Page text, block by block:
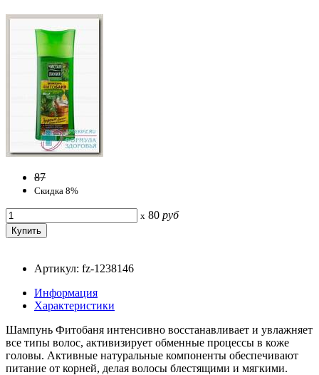
87
Скидка 8%
x 80 руб
Артикул: fz-1238146
Информация
Характеристики
Шампунь Фитобаня интенсивно восстанавливает и увлажняет
все типы волос, активизирует обменные процессы в коже
головы. Активные натуральные компоненты обеспечивают
питание от корней, делая волосы блестящими и мягкими.